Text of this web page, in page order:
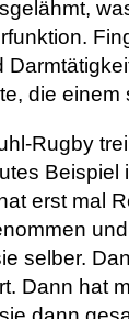
die
Rugby
Beispiel
erst mal
selber.
Dann hat